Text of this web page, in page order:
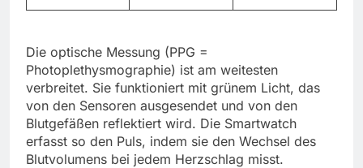
Die optische Messung (PPG =
Photoplethysmographie) ist am weitesten
verbreitet. Sie funktioniert mit grünem Licht, das
von den Sensoren ausgesendet und von den
Blutgefäßen reflektiert wird. Die Smartwatch
erfasst so den Puls, indem sie den Wechsel des
Blutvolumens bei jedem Herzschlag misst.